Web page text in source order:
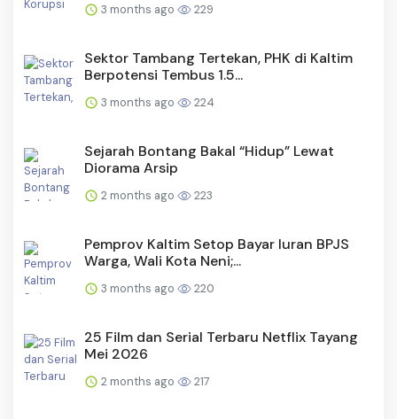
3 months ago 229
Sektor Tambang Tertekan, PHK di Kaltim
Berpotensi Tembus 1.5...
3 months ago 224
Sejarah Bontang Bakal “Hidup” Lewat
Diorama Arsip
2 months ago 223
Pemprov Kaltim Setop Bayar Iuran BPJS
Warga, Wali Kota Neni;...
3 months ago 220
25 Film dan Serial Terbaru Netflix Tayang
Mei 2026
2 months ago 217